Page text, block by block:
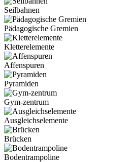
Seilbahnen
Pädagogische Gremien
Kletterelemente
Affenspuren
Pyramiden
Gym-zentrum
Ausgleichselemente
Brücken
Bodentrampoline